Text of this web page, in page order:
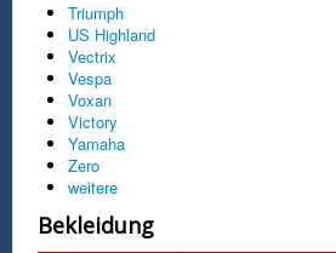
Triumph
US Highland
Vectrix
Vespa
Voxan
Victory
Yamaha
Zero
weitere
Bekleidung